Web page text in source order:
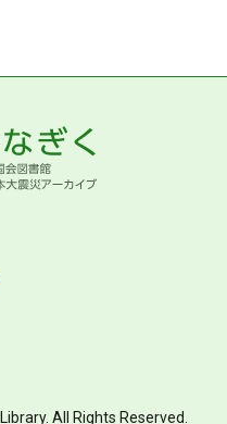
All Rights Reserved.